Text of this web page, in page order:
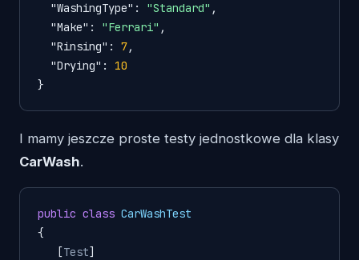
"WashingType" : "Standard" ,
"Make" : "Ferrari" ,
"Rinsing" : 7,
"Drying" :
10
}
I mamy jeszcze proste testy jednostkowe dla klasy
CarWash.
public class CarWashTest
{
   [
Test]